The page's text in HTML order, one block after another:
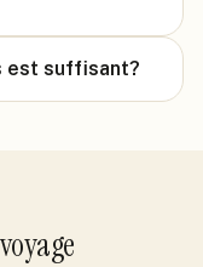
est suffisant?